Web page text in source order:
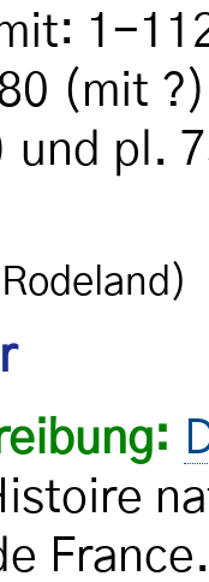
1-
(mit
und pl.